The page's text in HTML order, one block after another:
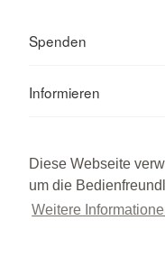
Diese Webseite
um die
Weitere
Spenden
Informieren